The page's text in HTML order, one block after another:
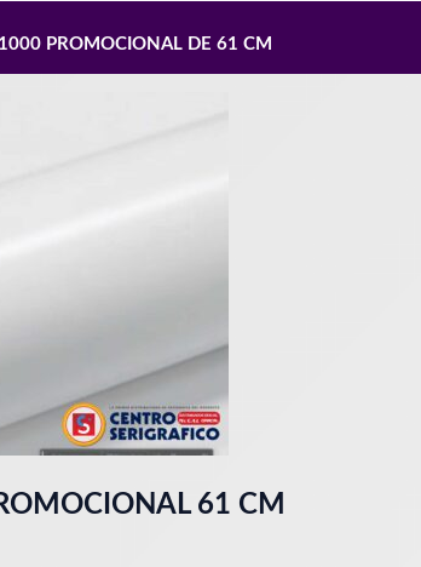
PROMOCIONAL DE 61 CM
61 CM